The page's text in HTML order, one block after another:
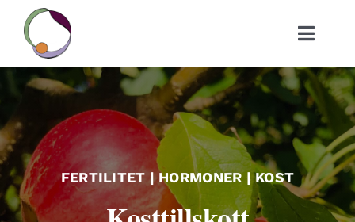
Fortsätt
innehållet
Toggle
Om
Ditt mål
Bok
FERTILITET |HORMONER|KOST